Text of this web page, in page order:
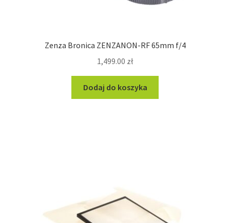
Zenza Bronica ZENZANON-RF 65mm f/4
1,499.00 zł
Dodaj do koszyka